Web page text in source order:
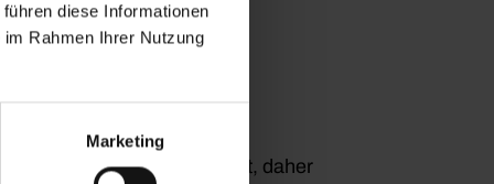
diese Informationen
Rahmen Ihrer Nutzung
Marketing
Plugin ist selbstgehostet, daher